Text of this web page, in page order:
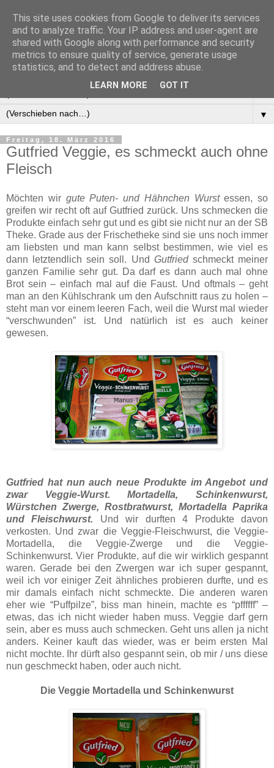
Manus Testwelt, alles
außer langweilig
▼
Freitag, 18. März 2016
Gutfried Veggie, es schmeckt auch ohne
Fleisch
Möchten wir gute Puten- und Hähnchen Wurstessen, so
greifen wir recht oft auf Gutfried zurück. Uns schmecken die
Produkte einfach sehr gut und es gibt sie nicht nur an der SB
Theke. Grade aus der Frischetheke sind sie uns noch immer
am liebsten und man kann selbst bestimmen, wie viel es
dann letztendlich sein soll. Und Gutfriedschmeckt meiner
ganzen Familie sehr gut. Da darf es dann auch mal ohne
Brot sein – einfach mal auf die Faust. Und oftmals – geht
man an den Kühlschrank um den Aufschnitt raus zu holen –
steht man vor einem leeren Fach, weil die Wurst mal wieder
“verschwunden” ist. Und natürlich ist es auch keiner
gewesen.
Gutfried hat nun auch neue Produkte im Angebot und
zwar Veggie-Wurst. Mortadella, Schinkenwurst,
Würstchen Zwerge, Rostbratwurst, Mortadella Paprika
und Fleischwurst. Und wir durften 4 Produkte davon
verkosten. Und zwar die Veggie-Fleischwurst, die Veggie-
Mortadella, die Veggie-Zwerge und die Veggie-
Schinkenwurst. Vier Produkte, auf die wir wirklich gespannt
waren. Gerade bei den Zwergen war ich super gespannt,
weil ich vor einiger Zeit ähnliches probieren durfte, und es
mir damals einfach nicht schmeckte. Die anderen waren
eher wie “Puffpilze”, biss man hinein, machte es “pffffff” –
etwas, das ich nicht wieder haben muss. Veggie darf gern
sein, aber es muss auch schmecken. Geht uns allen ja nicht
anders. Keiner kauft das wieder, was er beim ersten Mal
nicht mochte. Ihr dürft also gespannt sein, ob mir / uns diese
nun geschmeckt haben, oder auch nicht.
Die Veggie Mortadella und Schinkenwurst
This site uses cookies from Google to deliver its services
and to analyze traffic. Your IP address and user-agent are
shared with Google along with performance and security
metrics to ensure quality of service, generate usage
statistics, and to detect and address abuse.
LEARN MORE GOT IT